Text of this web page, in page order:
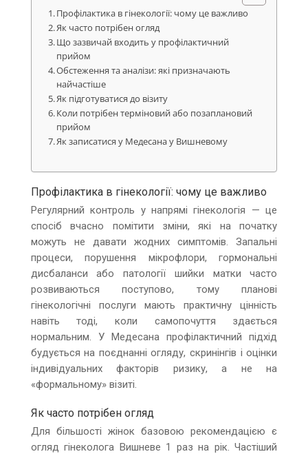
Профілактика в гінекології: чому це важливо
Як часто потрібен огляд
Що зазвичай входить у профілактичний
прийом
Обстеження та аналізи: які призначають
найчастіше
Як підготуватися до візиту
Коли потрібен терміновий або позаплановий
прийом
Як записатися у Медесана у Вишневому
Профілактика в гінекології: чому це важливо
Регулярний контроль у напрямі гінекологія — це
спосіб вчасно помітити зміни, які на початку
можуть не давати жодних симптомів. Запальні
процеси, порушення мікрофлори, гормональні
дисбаланси або патології шийки матки часто
розвиваються поступово, тому планові
гінекологічні послуги мають практичну цінність
навіть тоді, коли самопочуття здається
нормальним. У Медесана профілактичний підхід
будується на поєднанні огляду, скринінгів і оцінки
індивідуальних факторів ризику, а не на
«формальному» візиті.
Як часто потрібен огляд
Для більшості жінок базовою рекомендацією є
огляд гінеколога Вишневе 1 раз на рік. Частіший